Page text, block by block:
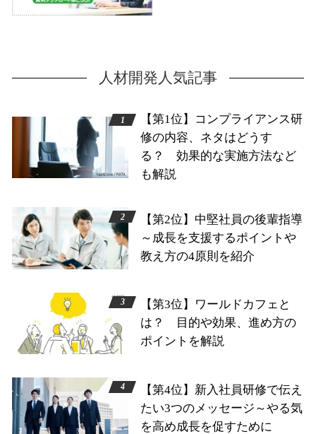
人材開発人気記事
【第1位】コンプライアンス研
修の内容、ネタはどうす
る？ 効果的な実施方法など
も解説
【第2位】中堅社員の後輩指導
～成長を支援するポイントや
教え方の4原則を紹介
【第3位】ワールドカフェと
は？ 目的や効果、進め方の
ポイントを解説
【第4位】新入社員研修で伝え
たい3つのメッセージ～やる気
を高め成長を促すために